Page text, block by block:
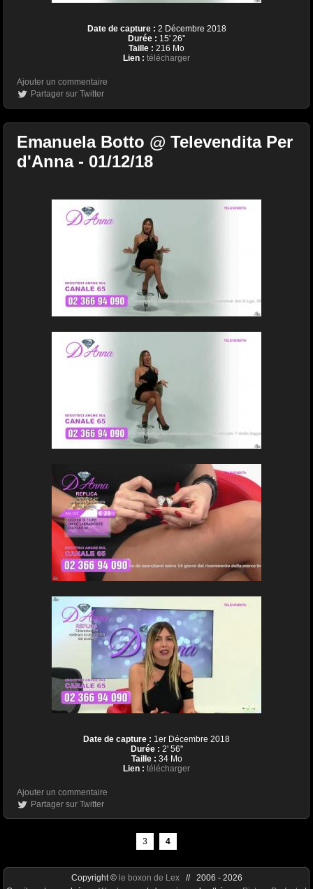
Date de capture : 2 Décembre 2018
Durée : 15' 26''
Taille : 216 Mo
Lien : télécharger
Ajouter un commentaire
Partager sur Twitter
Emanuela Botto @ Televendita Per
d'Anna - 01/12/18
Date de capture : 1er Décembre 2018
Durée : 2' 56''
Taille : 34 Mo
Lien : télécharger
Ajouter un commentaire
Partager sur Twitter
3 4
Copyright © le boxon de Lex// 2006 - 2026